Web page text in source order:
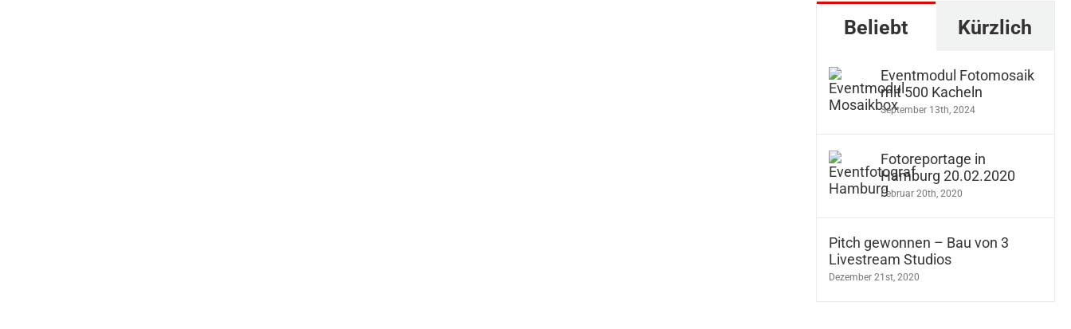
Beliebt Kürzlich
Eventmodul Fotomosaik
mit 500 Kacheln
September 13th, 2024
Fotoreportage in
Hamburg 20.02.2020
Februar 20th, 2020
Pitch gewonnen – Bau von 3
Livestream Studios
Dezember 21st, 2020